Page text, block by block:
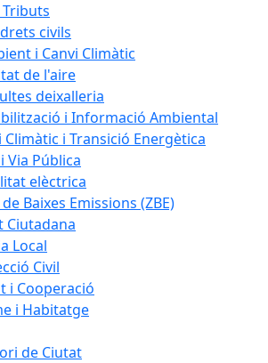
civils
i Canvi Climàtic
de l'aire
deixalleria
i Informació Ambiental
Climàtic i Transició Energètica
Via Pública
elèctrica
Baixes Emissions (ZBE)
Ciutadana
Local
Civil
i Cooperació
i Habitatge
de Ciutat